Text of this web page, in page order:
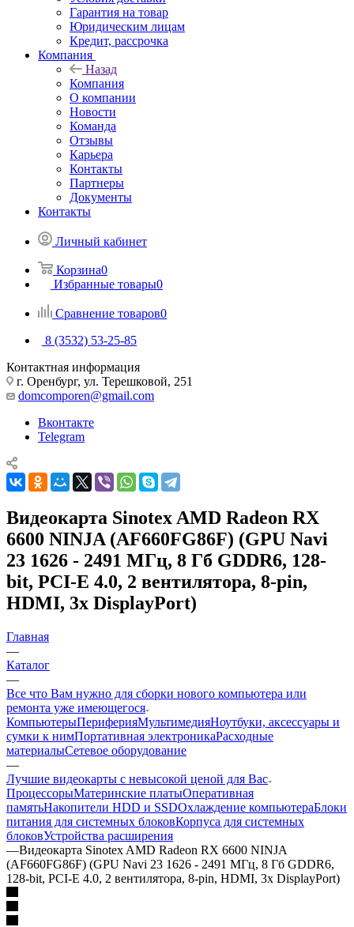
Гарантия на товар
Юридическим лицам
Кредит, рассрочка
Компания
Назад
Компания
О компании
Новости
Команда
Отзывы
Карьера
Контакты
Партнеры
Документы
Контакты
Личный кабинет
Корзина0
Избранные товары0
Сравнение товаров0
8 (3532) 53-25-85
Контактная информация
г. Оренбург, ул. Терешковой, 251
domcomporen@gmail.com
Вконтакте
Telegram
Видеокарта Sinotex AMD Radeon RX
6600 NINJA (AF660FG86F) (GPU Navi
23 1626 - 2491 МГц, 8 Гб GDDR6, 128-
bit, PCI-E 4.0, 2 вентилятора, 8-pin,
HDMI, 3x DisplayPort)
Главная
—
Каталог
—
Все что Вам нужно для сборки нового компьютера или
ремонта уже имеющегося
КомпьютерыПериферияМультимедияНоутбуки, аксессуары и
сумки к нимПортативная электроникаРасходные
материалыСетевое оборудование
—
Лучшие видеокарты с невысокой ценой для Вас
ПроцессорыМатеринские платыОперативная
памятьНакопители HDD и SSDОхлаждение компьютераБлоки
питания для системных блоковКорпуса для системных
блоковУстройства расширения
—Видеокарта Sinotex AMD Radeon RX 6600 NINJA
(AF660FG86F) (GPU Navi 23 1626 - 2491 МГц, 8 Гб GDDR6,
128-bit, PCI-E 4.0, 2 вентилятора, 8-pin, HDMI, 3x DisplayPort)